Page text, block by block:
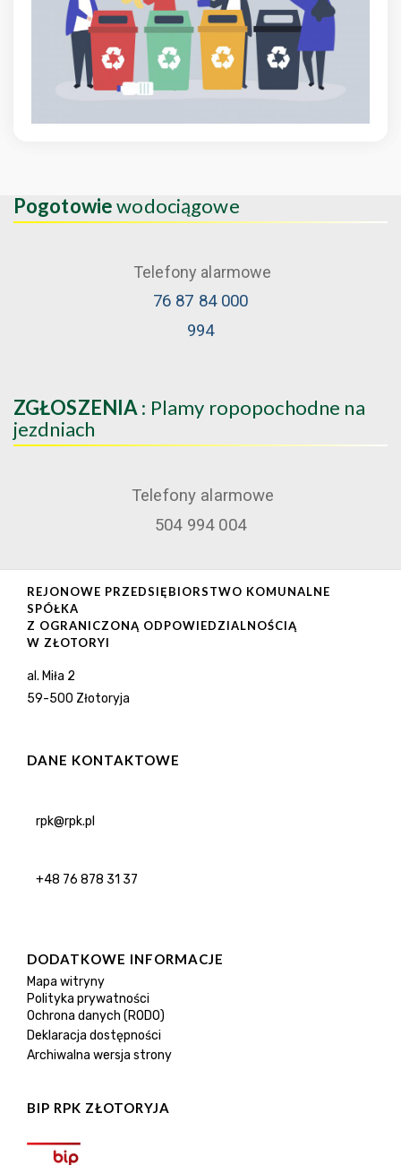
Pogotowiewodociągowe
Telefony alarmowe
76 87 84 000
994
ZGŁOSZENIA : Plamy ropopochodne na
jezdniach
Telefony alarmowe
504 994 004
REJONOWE PRZEDSIĘBIORSTWO KOMUNALNE
SPÓŁKA
Z OGRANICZONĄ ODPOWIEDZIALNOŚCIĄ
W ZŁOTORYI
al. Miła 2
59-500 Złotoryja
DANE KONTAKTOWE
rpk@rpk.pl
+48 76 878 31 37
DODATKOWE INFORMACJE
Mapa witryny
Polityka prywatności
Ochrona danych (RODO)
Deklaracja dostępności
Archiwalna wersja strony
BIP RPK ZŁOTORYJA